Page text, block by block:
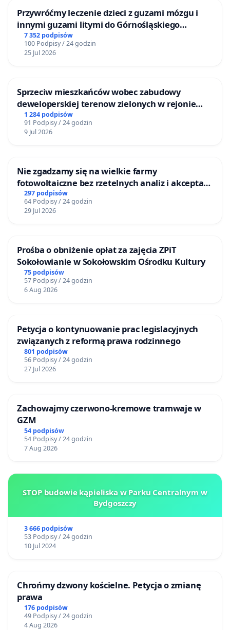
Przywróćmy leczenie dzieci z guzami mózgu i
innymi guzami litymi do Górnośląskiego
Centrum Zdrowia Dziecka w Katowicach
7 352 podpisów
100 Podpisy / 24 godzin
25 Jul 2026
Sprzeciw mieszkańców wobec zabudowy
deweloperskiej terenow zielonych w rejonie
Bulwarów Straceńskich w Bielsku-Białej
1 284 podpisów
91 Podpisy / 24 godzin
9 Jul 2026
Nie zgadzamy się na wielkie farmy
fotowoltaiczne bez rzetelnych analiz i akceptacji
mieszkańców
297 podpisów
64 Podpisy / 24 godzin
29 Jul 2026
Prośba o obniżenie opłat za zajęcia ZPiT
Sokołowianie w Sokołowskim Ośrodku Kultury
75 podpisów
57 Podpisy / 24 godzin
6 Aug 2026
Petycja o kontynuowanie prac legislacyjnych
związanych z reformą prawa rodzinnego
801 podpisów
56 Podpisy / 24 godzin
27 Jul 2026
Zachowajmy czerwono-kremowe tramwaje w
GZM
54 podpisów
54 Podpisy / 24 godzin
7 Aug 2026
STOP budowie kąpieliska w Parku Centralnym w
Bydgoszczy
3 666 podpisów
53 Podpisy / 24 godzin
10 Jul 2024
Chrońmy dzwony kościelne. Petycja o zmianę
prawa
176 podpisów
49 Podpisy / 24 godzin
4 Aug 2026